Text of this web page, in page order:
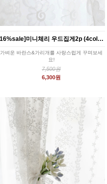
[16%sale]미니체리 우드집게2p (4color)
가벼운 바란스&가리개를 사랑스럽게 꾸며보세
요!
7,500원
6,300원